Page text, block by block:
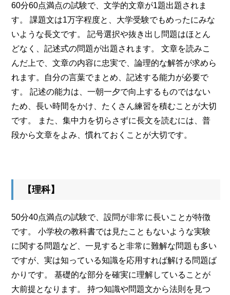
60分60点満点の試験で、文学的文章が1題出題されま
す。 課題文は1万字程度と、大学受験でもめったにみな
いような長文です。 記号選択や抜き出し問題はほとん
どなく、記述式の問題が出題されます。 文章を読みこ
んだ上で、文章の内容に忠実で、論理的な解答が求めら
れます。自分の言葉でまとめ、記述する能力が必要で
す。 記述の能力は、一朝一夕で向上するものではない
ため、長い時間をかけ、たくさん練習を積むことが大切
です。 また、集中力を切らさずに長文を読むには、普
段から文章をよみ、慣れておくことが大切です。
【理科】
50分40点満点の試験で、設問が非常に長いことが特徴
です。 小学校の教科書では見たこともないような実験
に関する問題など、一見すると非常に難解な問題も多い
ですが、実は知っている知識を応用すれば解ける問題ば
かりです。 基礎的な部分を確実に理解していることが
大前提となります。 持つ知識や問題文から法則を見つ